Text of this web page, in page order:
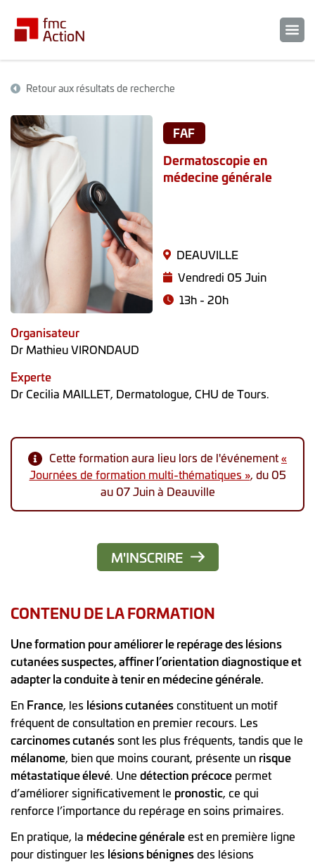
Retour aux résultats de recherche
FAF
Dermatoscopie en
médecine générale
DEAUVILLE
Vendredi 05 Juin
13h - 20h
Organisateur
Dr Mathieu VIRONDAUD
Experte
Dr Cecilia MAILLET, Dermatologue, CHU de Tours.
Cette formation aura lieu lors de l'événement«
Journées de formation multi-thématiques », du 05
au 07 Juin à Deauville
M'INSCRIRE
CONTENU DE LA FORMATION
Une formation pour améliorer le repérage des lésions
cutanées suspectes, affiner l’orientation diagnostique et
adapter la conduite à tenir en médecine générale.
En France, les lésions cutanéesconstituent un motif
fréquent de consultation en premier recours. Les
carcinomes cutanéssont les plus fréquents, tandis que le
mélanome, bien que moins courant, présente un risque
métastatique élevé. Une détection précoce permet
d’améliorer significativement le pronostic, ce qui
renforce l’importance du repérage en soins primaires.
En pratique, la médecine généraleest en première ligne
pour distinguer les lésions bénignesdes lésions